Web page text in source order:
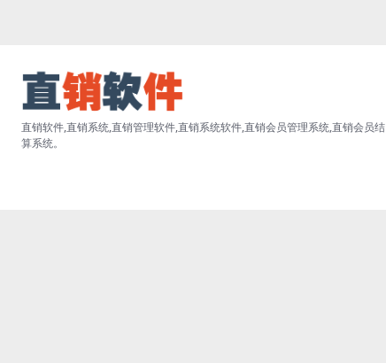
直销软件,直销系统,直销管理软件,直销系统软件,直销会员管理系统,直销会员结
算系统。